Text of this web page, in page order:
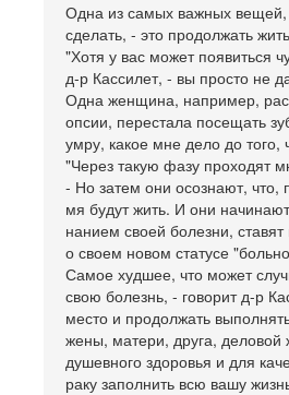
Одна из самых важных
сделать, - это продолжать
"Хотя у вас может появиться
д-р Кассилет, - вы просто не
Одна женщина, например,
опсии, перестала посещать
умру, какое мне дело до
"Через такую фазу проходят
- Но затем они осознают, что,
мя будут жить. И они
нанием своей болезни,
о своем новом статусе
Самое худшее, что может
свою болезнь, - говорит д-р
место и продолжать
жены, матери, друга,
душевного здоровья и для
раку заполнить всю вашу